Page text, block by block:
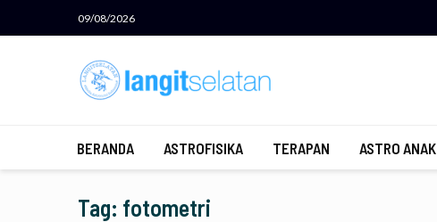
09/08/2026
BERANDA ASTROFISIKA TERAPAN ASTRO ANAK
Tag: fotometri